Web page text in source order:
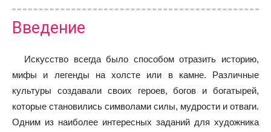
Введение
Искусство всегда было способом отразить историю,
мифы и легенды на холсте или в камне. Различные
культуры создавали своих героев, богов и богатырей,
которые становились символами силы, мудрости и отваги.
Одним из наиболее интересных заданий для художника